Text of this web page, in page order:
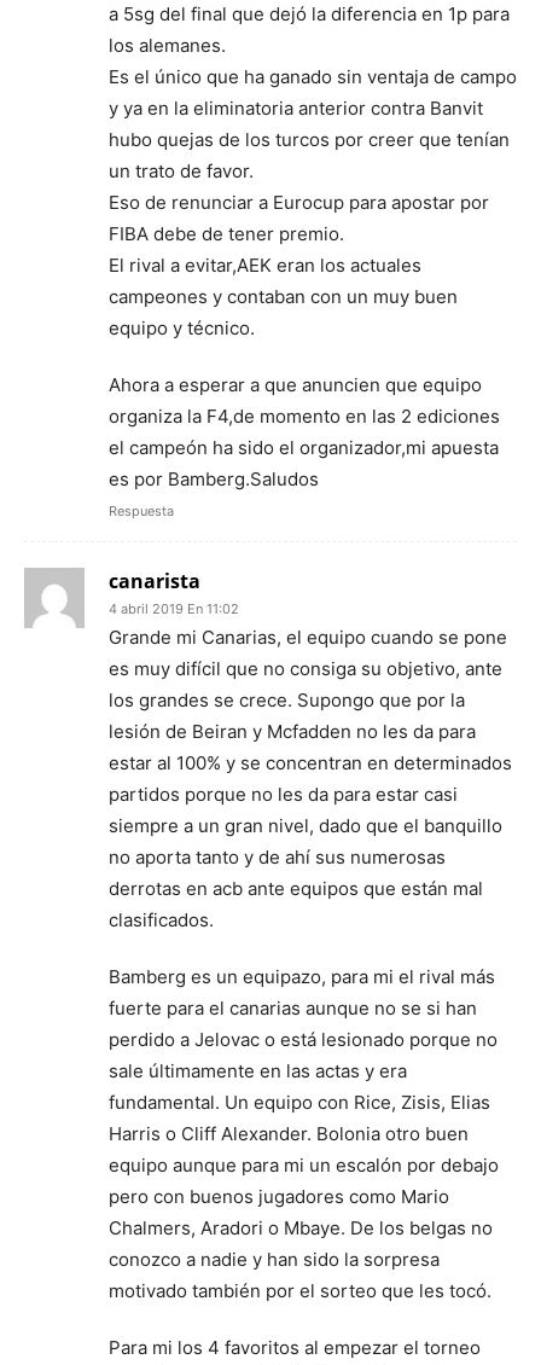
a 5sg del final que dejó la diferencia en 1p para
los alemanes.
Es el único que ha ganado sin ventaja de campo
y ya en la eliminatoria anterior contra Banvit
hubo quejas de los turcos por creer que tenían
un trato de favor.
Eso de renunciar a Eurocup para apostar por
FIBA debe de tener premio.
El rival a evitar,AEK eran los actuales
campeones y contaban con un muy buen
equipo y técnico.
Ahora a esperar a que anuncien que equipo
organiza la F4,de momento en las 2 ediciones
el campeón ha sido el organizador,mi apuesta
es por Bamberg.Saludos
Respuesta
canarista
4 abril 2019 En 11:02
Grande mi Canarias, el equipo cuando se pone
es muy difícil que no consiga su objetivo, ante
los grandes se crece. Supongo que por la
lesión de Beiran y Mcfadden no les da para
estar al 100% y se concentran en determinados
partidos porque no les da para estar casi
siempre a un gran nivel, dado que el banquillo
no aporta tanto y de ahí sus numerosas
derrotas en acb ante equipos que están mal
clasificados.
Bamberg es un equipazo, para mi el rival más
fuerte para el canarias aunque no se si han
perdido a Jelovac o está lesionado porque no
sale últimamente en las actas y era
fundamental. Un equipo con Rice, Zisis, Elias
Harris o Cliff Alexander. Bolonia otro buen
equipo aunque para mi un escalón por debajo
pero con buenos jugadores como Mario
Chalmers, Aradori o Mbaye. De los belgas no
conozco a nadie y han sido la sorpresa
motivado también por el sorteo que les tocó.
Para mi los 4 favoritos al empezar el torneo